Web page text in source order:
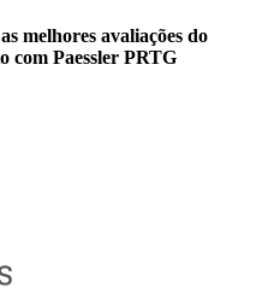
melhores avaliações do
com Paessler PRTG